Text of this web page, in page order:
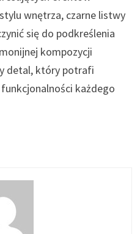
wnętrza, czarne listwy
się do podkreślenia
kompozycji
detal, który potrafi
każdego